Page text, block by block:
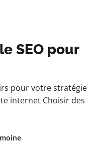
SEO pour
pour votre stratégie
internet Choisir des